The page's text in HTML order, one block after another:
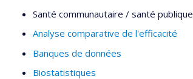
Santé communautaire / santé publique
Analyse comparative de l'efficacité
Banques de données
Biostatistiques